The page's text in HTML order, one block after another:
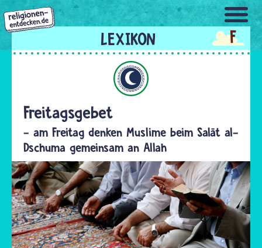
Direkt
zum
Inhalt
F
Freitagsgebet
- am Freitag denken Muslime beim Salāt al-
Dschuma gemeinsam an Allah